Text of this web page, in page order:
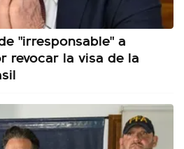
"irresponsable" a
revocar la visa de la